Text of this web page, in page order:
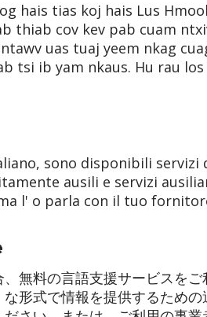
Yog hais tias koj hais Lus
thiab cov kev pab cuam
uas tuaj yeem nkag
tsi ib yam nkaus. Hu rau
sono disponibili
ausili e servizi
l' o parla con il tuo
無料の言語支援サービスを
形式で情報を提供するため